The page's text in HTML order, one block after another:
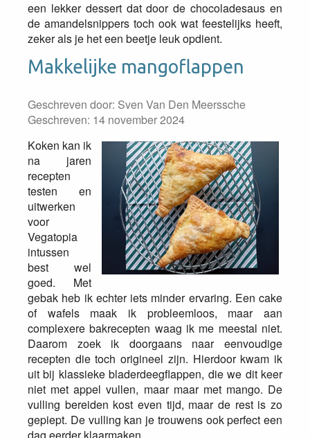
een lekker dessert dat door de chocoladesaus en
de amandelsnippers toch ook wat feestelijks heeft,
zeker als je het een beetje leuk opdient.
Makkelijke mangoflappen
Geschreven door: Sven Van Den Meerssche
Geschreven: 14 november 2024
Koken kan ik
na jaren
recepten
testen en
uitwerken
voor
Vegatopia
intussen
best wel
goed. Met
gebak heb ik echter iets minder ervaring. Een cake
of wafels maak ik probleemloos, maar aan
complexere bakrecepten waag ik me meestal niet.
Daarom zoek ik doorgaans naar eenvoudige
recepten die toch origineel zijn. Hierdoor kwam ik
uit bij klassieke bladerdeegflappen, die we dit keer
niet met appel vullen, maar maar met mango. De
vulling bereiden kost even tijd, maar de rest is zo
gepiept. De vulling kan je trouwens ook perfect een